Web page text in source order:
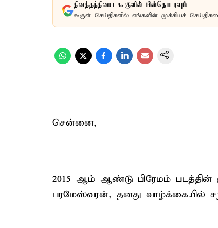
தினத்தந்தியை கூகுளில் பின்தொடரவும்
கூகுள் செய்திகளில் எங்களின் முக்கியச்
சென்னை,
2015 ஆம் ஆண்டு பிரேமம் படத்தின்
பரமேஸ்வரன், தனது வாழ்க்கையில்